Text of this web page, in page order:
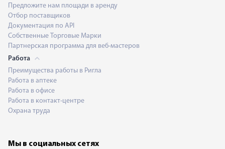
Предложите нам площади в аренду
Отбор поставщиков
Документация по API
Собственные Торговые Марки
Партнерская программа для веб-мастеров
Работа
Преимущества работы в Ригла
Работа в аптеке
Работа в офисе
Работа в контакт-центре
Охрана труда
Мы в социальных сетях